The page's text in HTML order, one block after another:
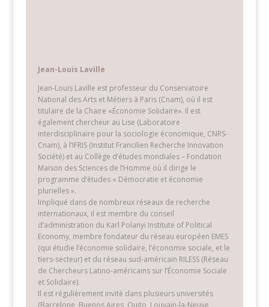
Services aux personnes et sociologie
économique pluraliste
Revue Française de Socio-Economie/ 2e semestre 2008 /
Éditions La Découverte / p. 43-58
lire plus…
Jean-Louis Laville
Jean-Louis Laville est professeur du Conservatoire
National des Arts et Métiers à Paris (Cnam), où il est
titulaire de la Chaire «Économie Solidaire». Il est
également chercheur au Lise (Laboratoire
interdisciplinaire pour la sociologie économique, CNRS-
Cnam), à l’IFRIS (Institut Francilien Recherche Innovation
Société) et au Collège d’études mondiales – Fondation
Maison des Sciences de l’Homme où il dirige le
programme d’études « Démocratie et économie
plurielles ».
Impliqué dans de nombreux réseaux de recherche
internationaux, il est membre du conseil
d’administration du Karl Polanyi Institute of Political
Economy, membre fondateur du réseau européen EMES
(qui étudie l’économie solidaire, l’économie sociale, et le
tiers-secteur) et du réseau sud-américain RILESS (Réseau
de Chercheurs Latino-américains sur l’Économie Sociale
et Solidaire).
Il est régulièrement invité dans plusieurs universités
(Barcelone, Buenos Aires, Quito, Louvain-la-Neuve,